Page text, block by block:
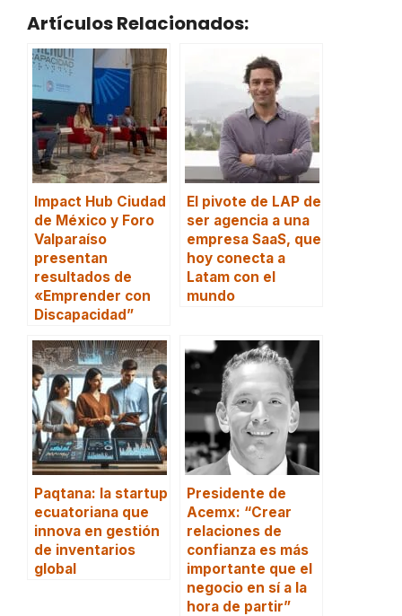
Artículos Relacionados:
Impact Hub Ciudad
de México y Foro
Valparaíso
presentan
resultados de
«Emprender con
Discapacidad”
El pivote de LAP de
ser agencia a una
empresa SaaS, que
hoy conecta a
Latam con el
mundo
Paqtana: la startup
ecuatoriana que
innova en gestión
de inventarios
global
Presidente de
Acemx: “Crear
relaciones de
confianza es más
importante que el
negocio en sí a la
hora de partir”